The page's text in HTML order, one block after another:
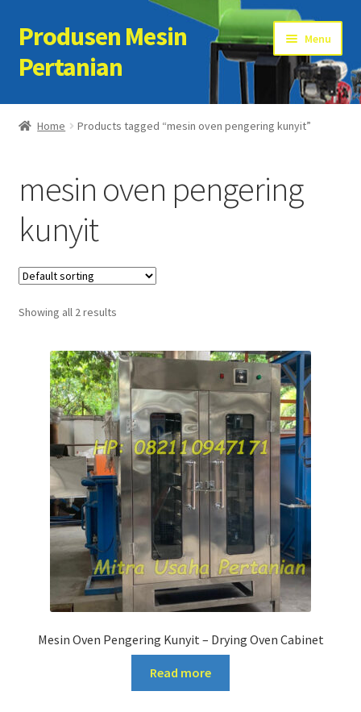
Skip
to
navigation
Skip
to
content
Produsen Mesin
Pertanian
Menu
Home
Cart
Checkout
Kontak Kami
My account
Sample Page
Home Products tagged “mesin oven pengering kunyit”
mesin oven pengering
kunyit
Showing all 2 results
Mesin Oven Pengering Kunyit – Drying Oven Cabinet
Read more